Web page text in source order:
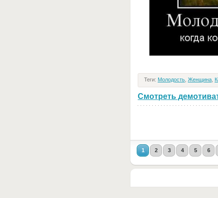
Теги: Молодость Женщина
Смотреть
1 2 3 4 5 6